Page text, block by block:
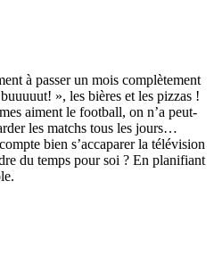
à passer un mois complètement
», les bières et les pizzas !
aiment le football, on n’a peut-
les matchs tous les jours…
bien s’accaparer la télévision
du temps pour soi ? En planifiant